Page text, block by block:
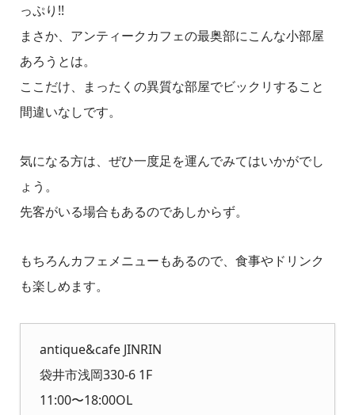
っぷり!!
まさか、アンティークカフェの最奥部にこんな小部屋
あろうとは。
ここだけ、まったくの異質な部屋でビックリすること
間違いなしです。
気になる方は、ぜひ一度足を運んでみてはいかがでし
ょう。
先客がいる場合もあるのであしからず。
もちろんカフェメニューもあるので、食事やドリンク
も楽しめます。
antique&cafe JINRIN
袋井市浅岡330-6 1F
11:00〜18:00OL